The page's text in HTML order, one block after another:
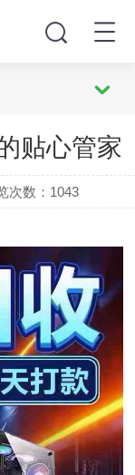
贴心管家
次数： 1043